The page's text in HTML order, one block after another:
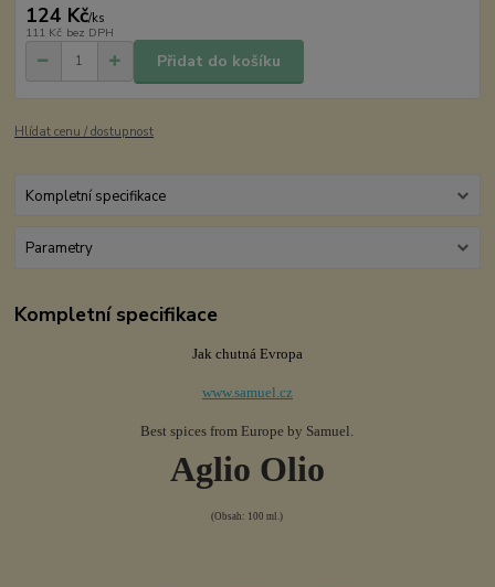
124 Kč/ks
111 Kč bez DPH
Přidat do košíku
Hlídat cenu / dostupnost
Kompletní specifikace
Parametry
Kompletní specifikace
Jak chutná Evropa
www.samuel.cz
Best spices from Europe by Samuel.
Aglio Olio
(Obsah: 100 ml.)